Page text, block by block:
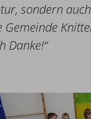
sondern
Gemeinde
Danke!“